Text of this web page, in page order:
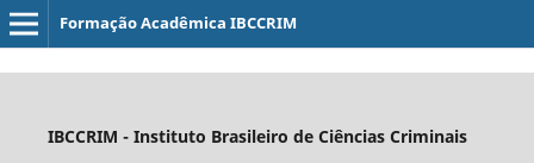
Formação Acadêmica IBCCRIM
IBCCRIM - Instituto Brasileiro de Ciências Criminais